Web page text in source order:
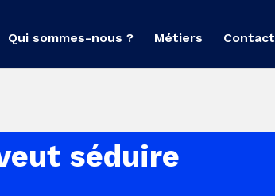
Qui sommes-nous ? Métiers Contact
séduire